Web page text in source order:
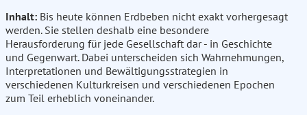
Inhalt: Bis heute können Erdbeben nicht exakt vorhergesagt
werden. Sie stellen deshalb eine besondere
Herausforderung für jede Gesellschaft dar - in Geschichte
und Gegenwart. Dabei unterscheiden sich Wahrnehmungen,
Interpretationen und Bewältigungsstrategien in
verschiedenen Kulturkreisen und verschiedenen Epochen
zum Teil erheblich voneinander.